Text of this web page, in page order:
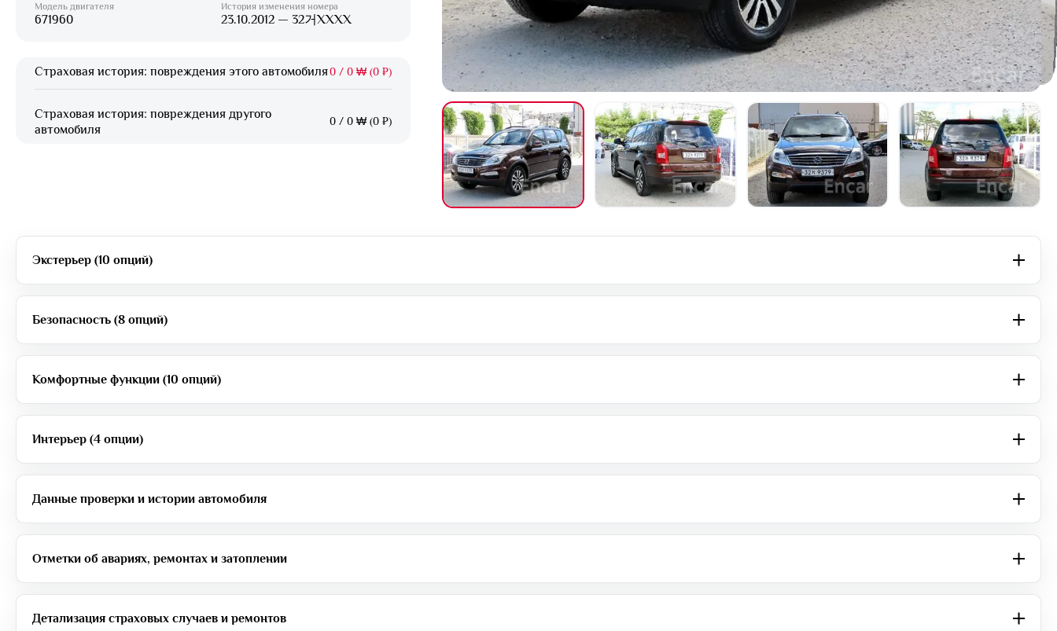
Модель двигателя
671960
История изменения номера
23.10.2012 — 32거XXXX
Страховая история: повреждения этого автомобиля0 / 0 ₩ (0 ₽)
Страховая история: повреждения другого
автомобиля
0 / 0 ₩ (0 ₽)
Экстерьер (10 опций)
Безопасность (8 опций)
Комфортные функции (10 опций)
Интерьер (4 опции)
Данные проверки и истории автомобиля
Отметки об авариях, ремонтах и затоплении
Детализация страховых случаев и ремонтов